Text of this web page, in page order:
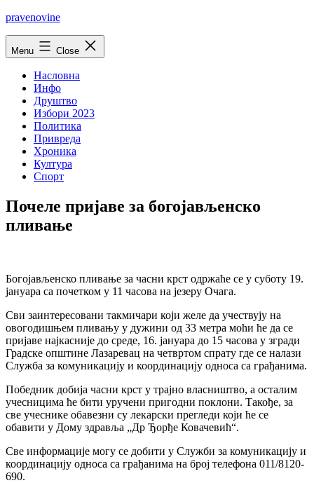
Skip
pravenovine
Menu Close
Насловна
Инфо
Друштво
Избори 2023
Политика
Привреда
Хроника
Култура
Спорт
Почеле пријаве за богојављенско
пливање
Богојављенско пливање за часни крст одржаће се у суботу 19.
јануара са почетком у 11 часова на језеру Очага.
Сви заинтересовани такмичари који желе да учествују на
овогодишњем пливању у дужини од 33 метра моћи ће да се
пријаве најкасније до среде, 16. јануара до 15 часова у згради
Градске општине Лазаревац на четвртом спрату где се налази
Служба за комуникацију и координацију односа са грађанима.
Победник добија часни крст у трајно власништво, а осталим
учесницима ће бити уручени пригодни поклони. Такође, за
све учеснике обавезни су лекарски прегледи који ће се
обавити у Дому здравља „Др Ђорђе Ковачевић“.
Све информације могу се добити у Служби за комуникацију и
координацију односа са грађанима на број телефона 011/8120-
690.